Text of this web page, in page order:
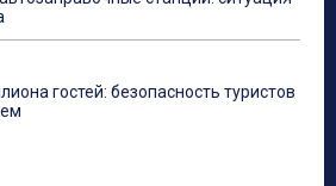
гостей: безопасность туристов